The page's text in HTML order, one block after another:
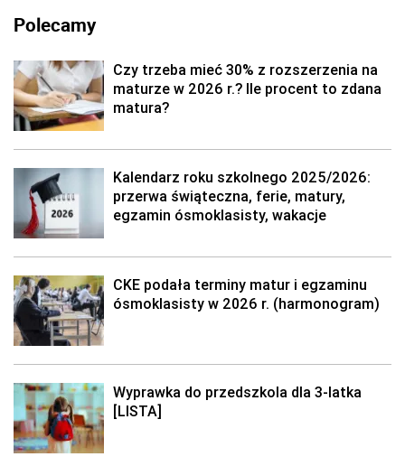
Polecamy
Czy trzeba mieć 30% z rozszerzenia na
maturze w 2026 r.? Ile procent to zdana
matura?
Kalendarz roku szkolnego 2025/2026:
przerwa świąteczna, ferie, matury,
egzamin ósmoklasisty, wakacje
CKE podała terminy matur i egzaminu
ósmoklasisty w 2026 r. (harmonogram)
Wyprawka do przedszkola dla 3-latka
[LISTA]